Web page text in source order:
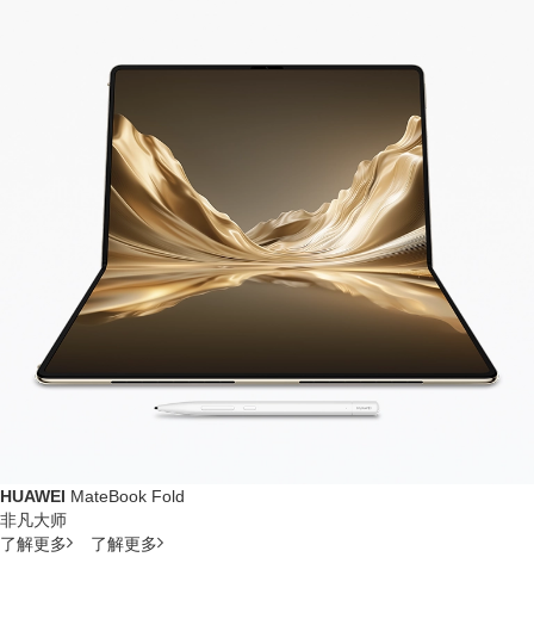
HUAWEI MateBook Fold
非凡大师
了解更多
了解更多